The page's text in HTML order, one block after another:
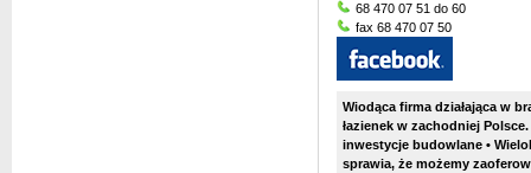
68 470 07 51 do 60
fax 68 470 07 50
Wiodąca firma działająca w
łazienek w zachodniej
inwestycje budowlane •
sprawia, że możemy